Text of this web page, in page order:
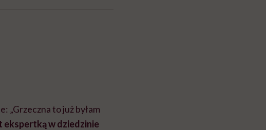
„Grzeczna to już byłam
ekspertką w dziedzinie